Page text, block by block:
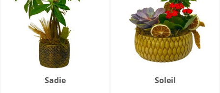
Sadie Soleil